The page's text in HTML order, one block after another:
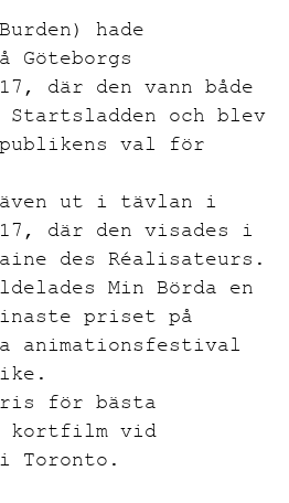
hade
Göteborgs
där den vann både
och blev
publikens val för
även ut i tävlan i
där den visades i
des Réalisateurs.
Min Börda en
priset på
animationsfestival
för bästa
kortfilm vid